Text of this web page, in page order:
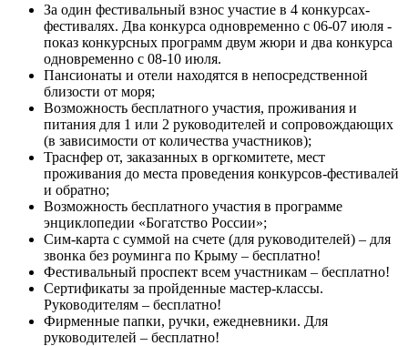
За один фестивальный взнос участие в 4 конкурсах-
фестивалях. Два конкурса одновременно с 06-07 июля -
показ конкурсных программ двум жюри и два конкурса
одновременно с 08-10 июля.
Пансионаты и отели находятся в непосредственной
близости от моря;
Возможность бесплатного участия, проживания и
питания для 1 или 2 руководителей и сопровождающих
(в зависимости от количества участников);
Траснфер от, заказанных в оргкомитете, мест
проживания до места проведения конкурсов-фестивалей
и обратно;
Возможность бесплатного участия в программе
энциклопедии «Богатство России»;
Сим-карта с суммой на счете (для руководителей) – для
звонка без роуминга по Крыму – бесплатно!
Фестивальный проспект всем участникам – бесплатно!
Сертификаты за пройденные мастер-классы.
Руководителям – бесплатно!
Фирменные папки, ручки, ежедневники. Для
руководителей – бесплатно!